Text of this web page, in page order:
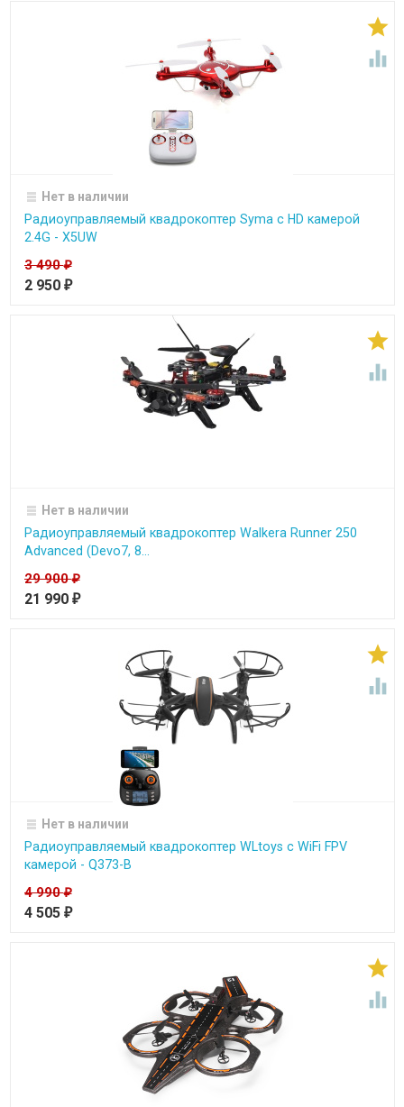


Нет в наличии
Радиоуправляемый квадрокоптер Syma с HD камерой
2.4G - X5UW
3 490₽
2 950 ₽


Нет в наличии
Радиоуправляемый квадрокоптер Walkera Runner 250
Advanced (Devo7, 8...
29 900₽
21 990 ₽


Нет в наличии
Радиоуправляемый квадрокоптер WLtoys c WiFi FPV
камерой - Q373-B
4 990₽
4 505 ₽

